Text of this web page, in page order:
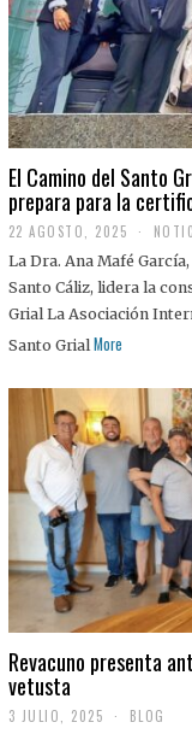
El Camino del Santo
prepara para la
22 AGOSTO, 2025
2
A
G
O
S
2
5
La Dra. Ana Mafé
Santo Cáliz, lidera la
Grial La Asociación
Santo Grial More
Revacuno presenta
vetusta
3 JULIO, 2025 BLOG